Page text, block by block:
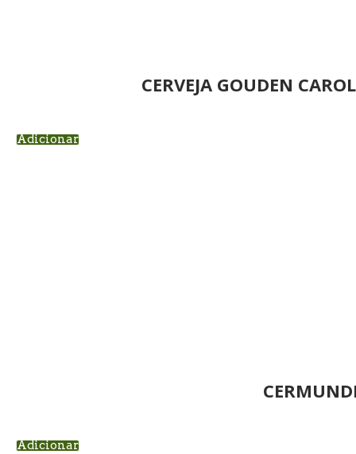
CERVEJA GOUDEN
Adicionar
Adicionar